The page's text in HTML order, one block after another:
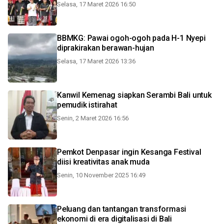
Selasa, 17 Maret 2026 16:50
BBMKG: Pawai ogoh-ogoh pada H-1 Nyepi
diprakirakan berawan-hujan
Selasa, 17 Maret 2026 13:36
Kanwil Kemenag siapkan Serambi Bali untuk
pemudik istirahat
Senin, 2 Maret 2026 16:56
Pemkot Denpasar ingin Kesanga Festival
diisi kreativitas anak muda
Senin, 10 November 2025 16:49
Peluang dan tantangan transformasi
ekonomi di era digitalisasi di Bali